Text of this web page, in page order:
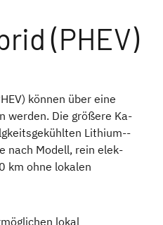
(PHEV)
können über eine
werden. Die größere Ka­
Lithium-­
nach Modell, rein elek­
km ohne lokalen
lokal